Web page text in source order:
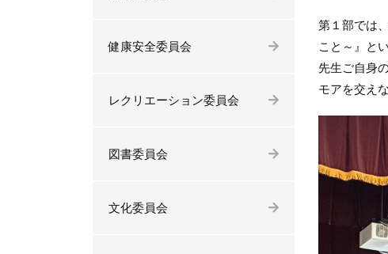
第１部では
こと～』と
先生ご自身
モアを交え
健康安全委員会
レクリエーション委員会
図書委員会
文化委員会